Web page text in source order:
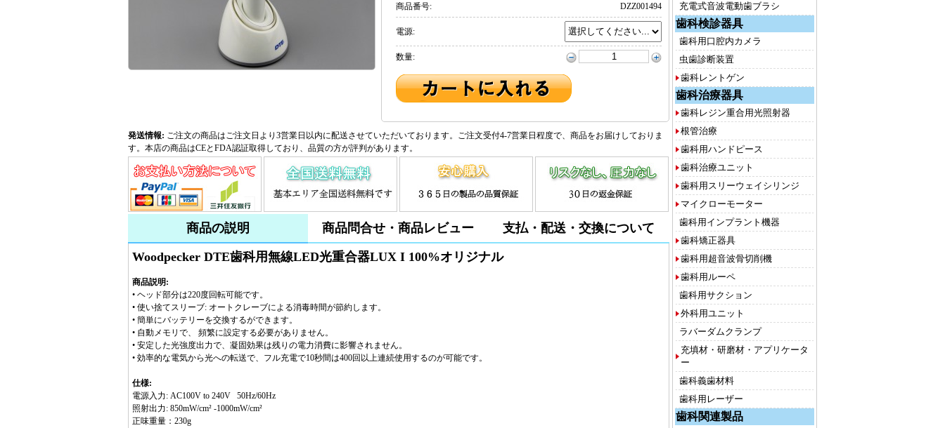
充電式音波電動歯ブラシ
歯科検診器具
歯科用口腔内カメラ
虫歯診断装置
歯科レントゲン
歯科治療器具
歯科レジン重合用光照射器
根管治療
歯科用ハンドピース
歯科治療ユニット
歯科用スリーウェイシリンジ
マイクローモーター
歯科用インプラント機器
歯科矯正器具
歯科用超音波骨切削機
歯科用ルーペ
歯科用サクション
外科用ユニット
ラバーダムクランプ
充填材・研磨材・アプリケータ
ー
歯科義歯材料
歯科用レーザー
歯科関連製品
商品番号: DZZ001494
電源:
数量:
発送情報: ご注文の商品はご注文日より3営業日以内に配送させていただいております。ご注文受付4-7営業日程度で、商品をお届けしておりま
す。本店の商品はCEとFDA認証取得しており、品質の方が評判があります。
商品の説明 商品問合せ・商品レビュー 支払・配送・交換について
Woodpecker DTE歯科用無線LED光重合器LUX I 100%オリジナル
商品説明:
• ヘッド部分は220度回転可能です。
• 使い捨てスリーブ: オートクレーブによる消毒時間が節約します。
• 簡単にバッテリーを交換するができます。
• 自動メモリで、 頻繁に設定する必要がありません。
• 安定した光強度出力で、凝固効果は残りの電力消費に影響されません。
• 効率的な電気から光への転送で、フル充電で10秒間は400回以上連続使用するのが可能です。
仕様:
電源入力: AC100V to 240V 50Hz/60Hz
照射出力: 850mW/cm² -1000mW/cm²
正味重量：230g